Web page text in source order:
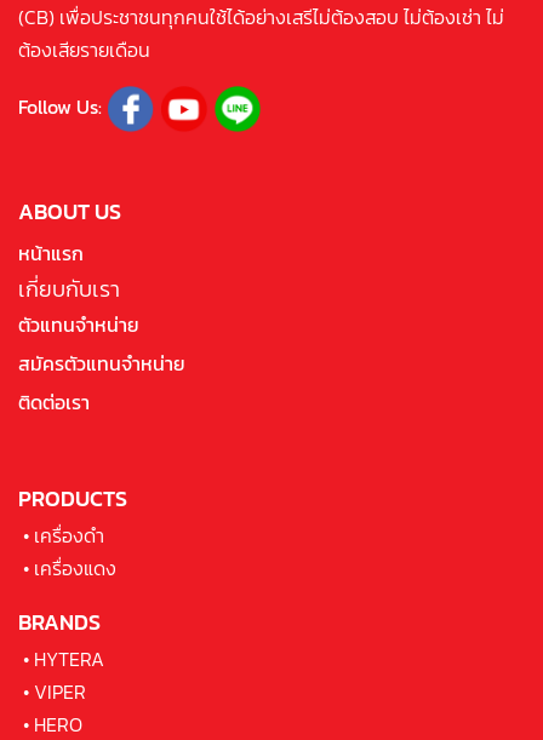
(CB) เพื่อประชาชนทุกคนใช้ได้อย่างเสรีไม่ต้องสอบ ไม่ต้องเช่า ไม่
ต้องเสียรายเดือน
Follow Us:
ABOUT US
หน้าแรก
เกี่ยบกับเรา
ตัวแทนจำหน่าย
สมัครตัวแทนจำหน่าย
ติดต่อเรา
PRODUCTS
• เครื่องดำ
• เครื่องแดง
BRANDS
• HYTERA
• VIPER
• HERO